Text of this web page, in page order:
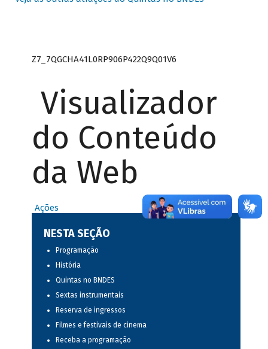
Z7_7QGCHA41L0RP906P422Q9Q01V6
Visualizador
do Conteúdo
da Web
Ações
NESTA SEÇÃO
Programação
História
Quintas no BNDES
Sextas instrumentais
Reserva de ingressos
Filmes e festivais de cinema
Receba a programação